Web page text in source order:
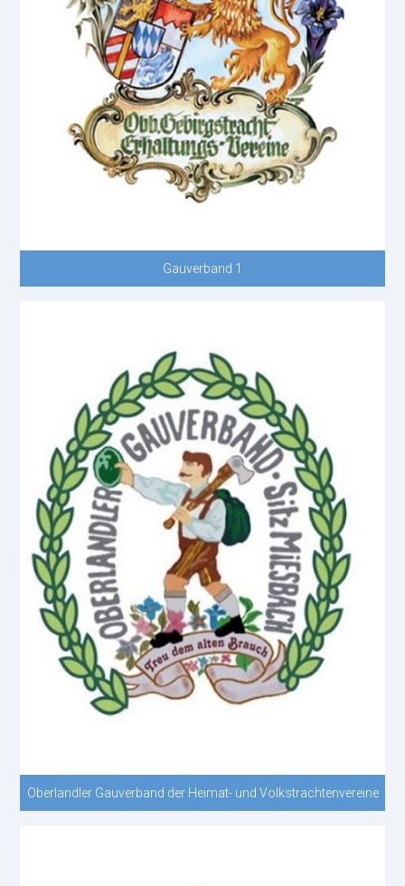
Gauverband 1
Oberlandler Gauverband der Heimat- und Volkstrachtenvereine